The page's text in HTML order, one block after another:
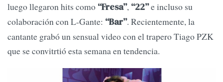
luego llegaron hits como “Fresa”, “22”e incluso su
colaboración con L-Gante: “Bar”. Recientemente, la
cantante grabó un sensual video con el trapero Tiago PZK
que se convitrtió esta semana en tendencia.